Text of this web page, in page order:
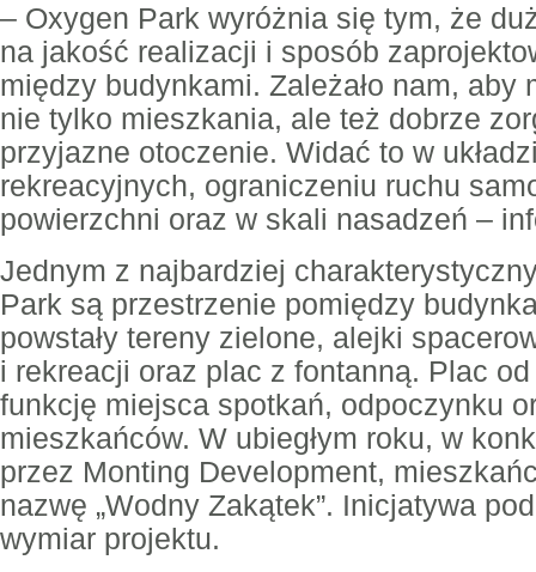
– Oxygen Park wyróżnia się tym, że
na jakość realizacji i sposób
między budynkami. Zależało nam, aby
nie tylko mieszkania, ale też dobrze
przyjazne otoczenie. Widać to w
rekreacyjnych, ograniczeniu ruchu
powierzchni oraz w skali nasadzeń –
Jednym z najbardziej
Park są przestrzenie pomiędzy
powstały tereny zielone, alejki
i rekreacji oraz plac z fontanną. Plac od
funkcję miejsca spotkań, odpoczynku
mieszkańców. W ubiegłym roku, w
przez Monting Development,
nazwę „Wodny Zakątek”. Inicjatywa
wymiar projektu.